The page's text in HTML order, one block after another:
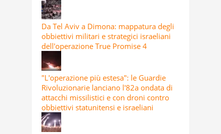
Da Tel Aviv a Dimona: mappatura degli
obbiettivi militari e strategici israeliani
dell'operazione True Promise 4
"L'operazione più estesa": le Guardie
Rivoluzionarie lanciano l'82a ondata di
attacchi missilistici e con droni contro
obbiettivi statunitensi e israeliani